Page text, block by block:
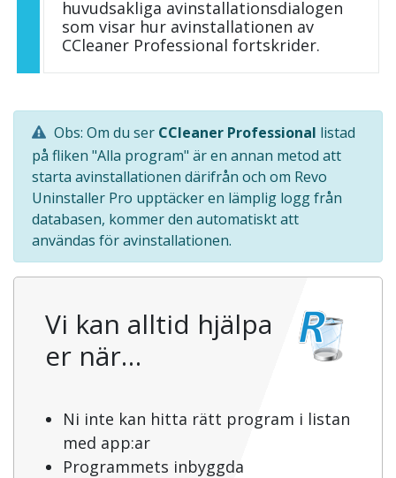
huvudsakliga avinstallationsdialogen
som visar hur avinstallationen av
CCleaner Professional fortskrider.
Obs: Om du ser CCleaner Professional listad
på fliken "Alla program" är en annan metod att
starta avinstallationen därifrån och om Revo
Uninstaller Pro upptäcker en lämplig logg från
databasen, kommer den automatiskt att
användas för avinstallationen.
Vi kan alltid hjälpa
er när…
Ni inte kan hitta rätt program i listan
med app:ar
Programmets inbyggda